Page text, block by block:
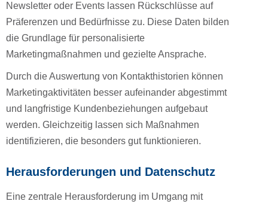
Newsletter oder Events lassen Rückschlüsse auf
Präferenzen und Bedürfnisse zu. Diese Daten bilden
die Grundlage für personalisierte
Marketingmaßnahmen und gezielte Ansprache.
Durch die Auswertung von Kontakthistorien können
Marketingaktivitäten besser aufeinander abgestimmt
und langfristige Kundenbeziehungen aufgebaut
werden. Gleichzeitig lassen sich Maßnahmen
identifizieren, die besonders gut funktionieren.
Herausforderungen und Datenschutz
Eine zentrale Herausforderung im Umgang mit